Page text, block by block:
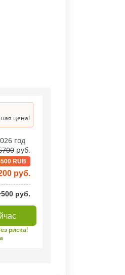
цена!
год
руб.
RUB
руб.
руб.
риска!